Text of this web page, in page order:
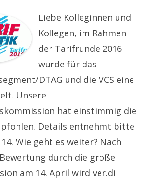
Liebe Kolleginnen und
Kollegen, im Rahmen
der Tarifrunde 2016
wurde für das
DTAG und die VCS eine
Unsere
hat einstimmig die
Details entnehmt bitte
Wie geht es weiter? Nach
durch die große
am 14. April wird ver.di